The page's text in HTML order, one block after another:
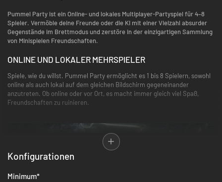
Pummel Party ist ein Online- und lokales Multiplayer-Partyspiel für 4–8
Spieler. Vermöble deine Freunde oder die KI mit einer Vielzahl absurder
Gegenstände im Brettmodus und zerstöre in der einzigartigen Sammlung
von Minispielen Freundschaften.
ONLINE UND LOKALER MEHRSPIELER
Spiele, wie du willst. Pummel Party ermöglicht es 1 bis 8 Spielern, sowohl
online als auch lokal auf dem gleichen Bildschirm gegeneinander
anzutreten. Ob online oder vor Ort, es macht immer gleich viel Spaß,
Freundschaften zu ruinieren.
Konfigurationen
Minimum*